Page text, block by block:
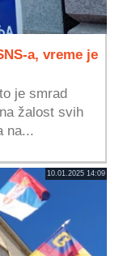
a, vreme je
je smrad
žalost svih
na...
10.01.2025 14:09